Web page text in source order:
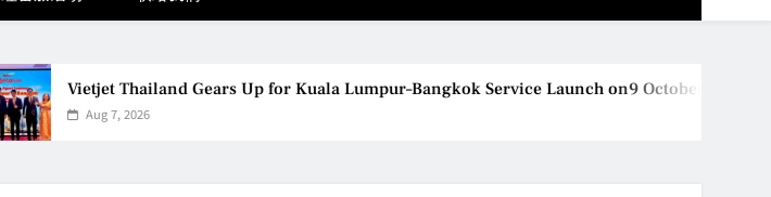
Vietjet Thailand Gears Up for Kuala Lumpur–Bangkok Service Launch on9 October
Aug 7, 2026